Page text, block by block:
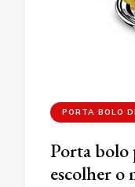
PORTA BOLO
Porta bolo
escolher o